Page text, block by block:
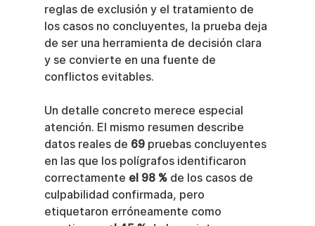
reglas de exclusión y el tratamiento de
los casos no concluyentes, la prueba deja
de ser una herramienta de decisión clara
y se convierte en una fuente de
conflictos evitables.
Un detalle concreto merece especial
atención. El mismo resumen describe
datos reales de 69 pruebas concluyentes
en las que los polígrafos identificaron
correctamente el 98 % de los casos de
culpabilidad confirmada, pero
etiquetaron erróneamente como